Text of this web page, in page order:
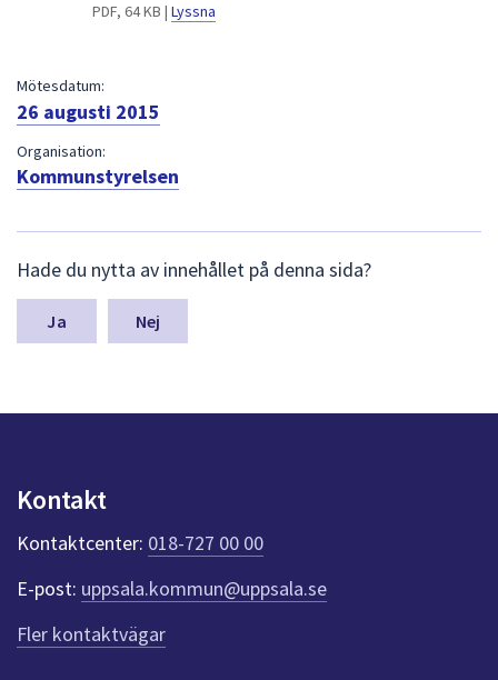
PDF, 64 KB | Lyssna
Mötesdatum:
26 augusti 2015
Organisation:
Kommunstyrelsen
ä
m
a
n
k
t
e
r
f
ö
r
Hade du nytta av innehållet på denna sida?
Nej
Kontakt
Kontaktcenter: 018-727 00 00
E-post: uppsala.kommun@uppsala.se
Fler kontaktvägar